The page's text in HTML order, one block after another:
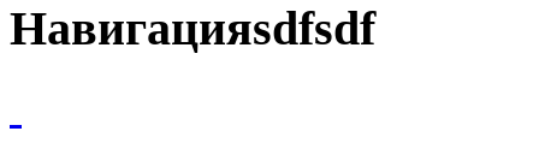
Навигацияsdfsdf